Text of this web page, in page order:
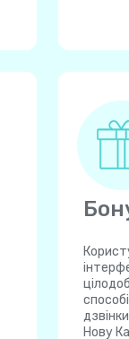
Нову